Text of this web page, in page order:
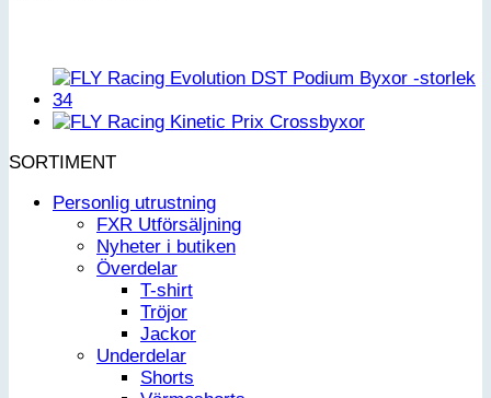
SORTIMENT
Personlig utrustning
FXR Utförsäljning
Nyheter i butiken
Överdelar
T-shirt
Tröjor
Jackor
Underdelar
Shorts